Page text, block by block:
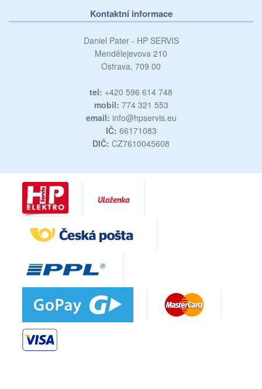
Kontaktní informace
Daniel Pater - HP SERVIS
Mendělejevova 210
Ostrava, 709 00
tel: +420 596 614 748
mobil: 774 321 553
email: info@hpservis.eu
IČ: 66171083
DIČ: CZ7610045608